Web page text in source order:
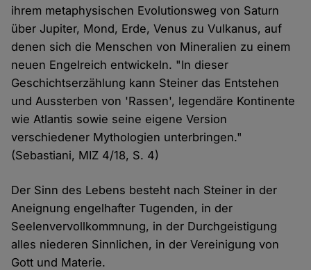
ihrem metaphysischen Evolutionsweg von Saturn
über Jupiter, Mond, Erde, Venus zu Vulkanus, auf
denen sich die Menschen von Mineralien zu einem
neuen Engelreich entwickeln. "In dieser
Geschichtserzählung kann Steiner das Entstehen
und Aussterben von 'Rassen', legendäre Kontinente
wie Atlantis sowie seine eigene Version
verschiedener Mythologien unterbringen."
(Sebastiani, MIZ 4/18, S. 4)
Der Sinn des Lebens besteht nach Steiner in der
Aneignung engelhafter Tugenden, in der
Seelenvervollkommnung, in der Durchgeistigung
alles niederen Sinnlichen, in der Vereinigung von
Gott und Materie.